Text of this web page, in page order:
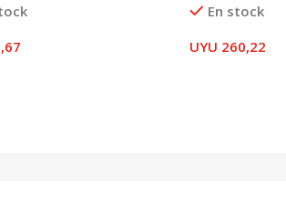
En stock
UYU 260,22